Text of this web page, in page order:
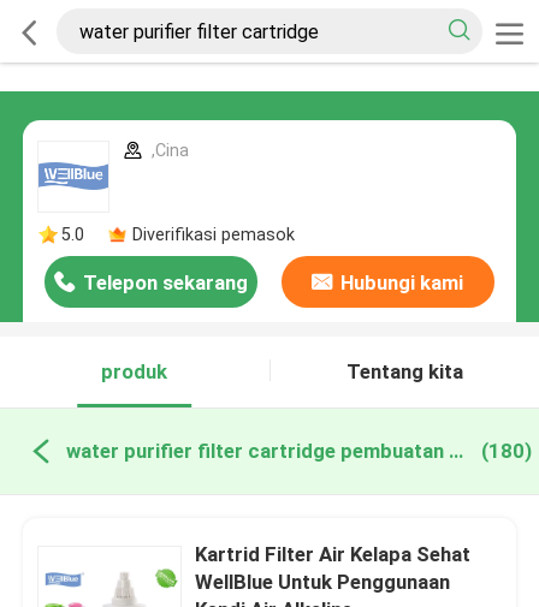
,Cina
5.0 Diverifikasi pemasok
Telepon sekarang Hubungi kami
produk Tentang kita
water purifier filter cartridge pembuatan online (180)
Kartrid Filter Air Kelapa Sehat
WellBlue Untuk Penggunaan